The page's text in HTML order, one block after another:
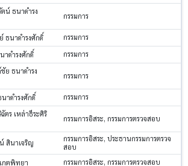
น์ ธนาดำรง
กรรมการ
ธนาดำรงศักดิ์
กรรมการ
าดำรงศักดิ์ กรรมการ
ย ธนาดำรง
กรรมการ
าดำรงศักดิ์ กรรมการ
ตร เหล่าธีระศิริ
กรรมการอิสระ, กรรมการตรวจสอบ
สินาเจริญ
กรรมการอิสระ, ประธานกรรมการตรวจ
สอบ
กตุพิทยา กรรมการอิสระ, กรรมการตรวจสอบ